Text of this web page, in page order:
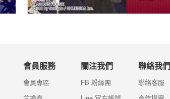
會員服務
會員專區
關注我們
FB 粉絲團
聯絡我們
聯絡客服